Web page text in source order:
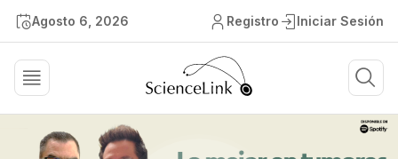
Agosto 6, 2026 Registro Iniciar Sesión